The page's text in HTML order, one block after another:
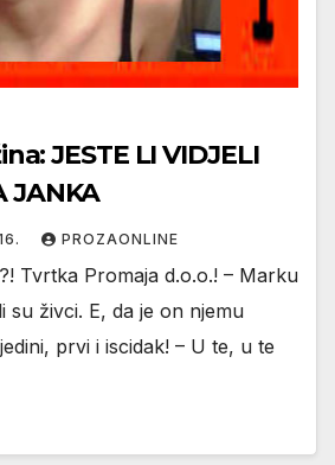
JESTE LI VIDJELI
JANKA
PROZAONLINE
Tvrtka Promaja d.o.o.! – Marku
su živci. E, da je on njemu
prvi i iscidak! – U te, u te